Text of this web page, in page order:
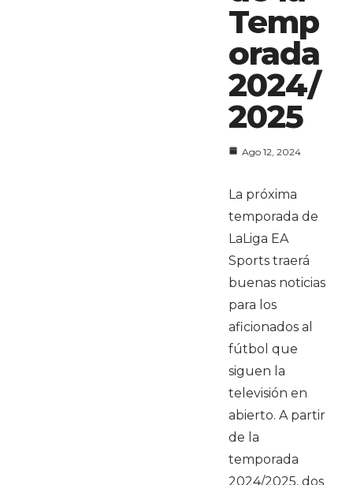
Temp
orada
2024/
2025
Ago 12, 2024
La próxima
temporada de
LaLiga EA
Sports traerá
buenas noticias
para los
aficionados al
fútbol que
siguen la
televisión en
abierto. A partir
de la
temporada
2024/2025, dos